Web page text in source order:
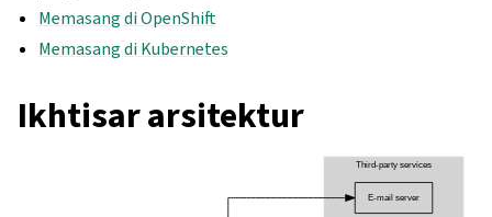
Memasang di OpenShift
Memasang di Kubernetes
Ikhtisar arsitektur